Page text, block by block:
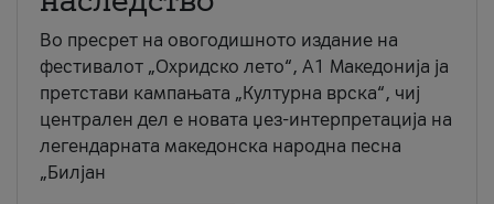
Во пресрет на овогодишното издание на
фестивалот „Охридско лето“, А1 Македонија ја
претстави кампањата „Културна врска“, чиј
централен дел е новата џез-интерпретација на
легендарната македонска народна песна
„Билјан